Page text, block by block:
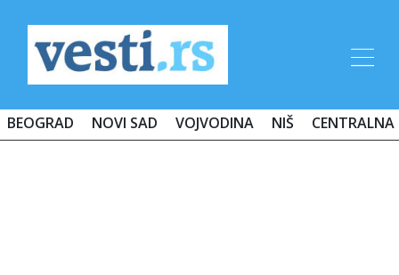
BEOGRAD NOVI SAD VOJVODINA NIŠ CENTRALNA